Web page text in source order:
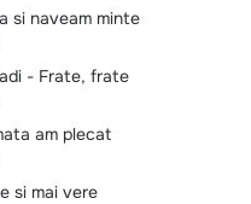
si naveam minte
- Frate, frate
am plecat
si mai vere